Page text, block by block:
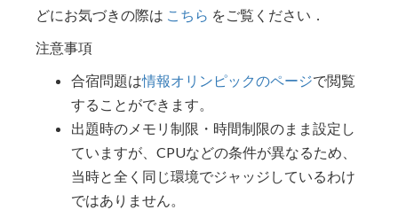
どにお気づきの際は こちら をご覧ください．
注意事項
合宿問題は情報オリンピックのページで閲覧
することができます。
出題時のメモリ制限・時間制限のまま設定し
ていますが、CPUなどの条件が異なるため、
当時と全く同じ環境でジャッジしているわけ
ではありません。